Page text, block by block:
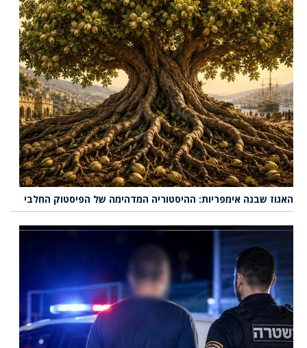
האגוז שבנה אימפריות: ההיסטוריה המדהימה של הפיסטוק החלבי